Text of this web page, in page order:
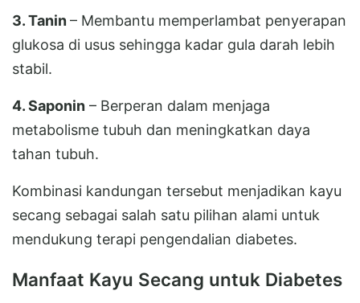
3. Tanin– Membantu memperlambat penyerapan
glukosa di usus sehingga kadar gula darah lebih
stabil.
4. Saponin – Berperan dalam menjaga
metabolisme tubuh dan meningkatkan daya
tahan tubuh.
Kombinasi kandungan tersebut menjadikan kayu
secang sebagai salah satu pilihan alami untuk
mendukung terapi pengendalian diabetes.
Manfaat Kayu Secang untuk Diabetes